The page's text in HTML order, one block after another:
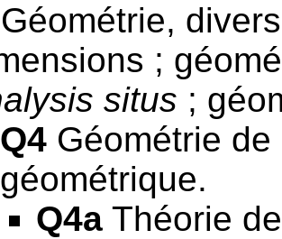
Géométrie,
;
situs ;
Q4 Géométrie
géométrique.
Q4a Théorie